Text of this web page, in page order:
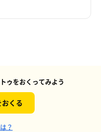
ゥをおくってみよう
おくる
？